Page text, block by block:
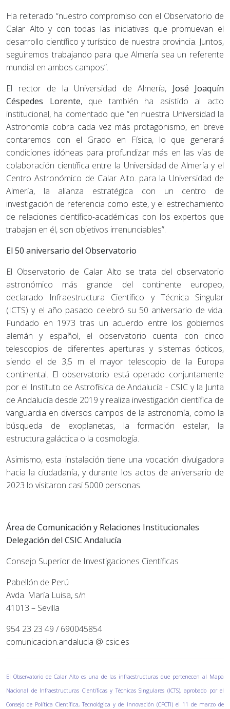
Ha reiterado “nuestro compromiso con el Observatorio de
Calar Alto y con todas las iniciativas que promuevan el
desarrollo científico y turístico de nuestra provincia. Juntos,
seguiremos trabajando para que Almería sea un referente
mundial en ambos campos”.
El rector de la Universidad de Almería, José Joaquín
Céspedes Lorente, que también ha asistido al acto
institucional, ha comentado que “en nuestra Universidad la
Astronomía cobra cada vez más protagonismo, en breve
contaremos con el Grado en Física, lo que generará
condiciones idóneas para profundizar más en las vías de
colaboración científica entre la Universidad de Almería y el
Centro Astronómico de Calar Alto. para la Universidad de
Almería, la alianza estratégica con un centro de
investigación de referencia como este, y el estrechamiento
de relaciones científico-académicas con los expertos que
trabajan en él, son objetivos irrenunciables”.
El 50 aniversario del Observatorio
El Observatorio de Calar Alto se trata del observatorio
astronómico más grande del continente europeo,
declarado Infraestructura Científico y Técnica Singular
(ICTS) y el año pasado celebró su 50 aniversario de vida.
Fundado en 1973 tras un acuerdo entre los gobiernos
alemán y español, el observatorio cuenta con cinco
telescopios de diferentes aperturas y sistemas ópticos,
siendo el de 3,5 m el mayor telescopio de la Europa
continental. El observatorio está operado conjuntamente
por el Instituto de Astrofísica de Andalucía - CSIC y la Junta
de Andalucía desde 2019 y realiza investigación científica de
vanguardia en diversos campos de la astronomía, como la
búsqueda de exoplanetas, la formación estelar, la
estructura galáctica o la cosmología.
Asimismo, esta instalación tiene una vocación divulgadora
hacia la ciudadanía, y durante los actos de aniversario de
2023 lo visitaron casi 5000 personas.
Área de Comunicación y Relaciones Institucionales
Delegación del CSIC Andalucía
Consejo Superior de Investigaciones Científicas
Pabellón de Perú
Avda. María Luisa, s/n
41013 – Sevilla
954 23 23 49 / 690045854
comunicacion.andalucia @ csic.es
El Observatorio de Calar Alto es una de las infraestructuras que pertenecen al Mapa
Nacional de Infraestructuras Científicas y Técnicas SIngulares (ICTS), aprobado por el
Consejo de Política Científica, Tecnológica y de Innovación (CPCTI) el 11 de marzo de